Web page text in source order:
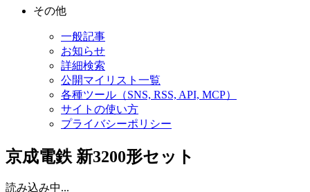
その他
一般記事
お知らせ
詳細検索
公開マイリスト一覧
各種ツール（SNS, RSS, API, MCP）
サイトの使い方
プライバシーポリシー
京成電鉄 新3200形セット
読み込み中...